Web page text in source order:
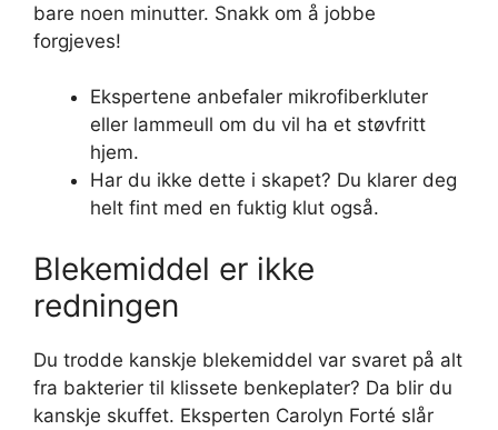
bare noen minutter. Snakk om å jobbe
forgjeves!
Ekspertene anbefaler mikrofiberkluter
eller lammeull om du vil ha et støvfritt
hjem.
Har du ikke dette i skapet? Du klarer deg
helt fint med en fuktig klut også.
Blekemiddel er ikke
redningen
Du trodde kanskje blekemiddel var svaret på alt
fra bakterier til klissete benkeplater? Da blir du
kanskje skuffet. Eksperten Carolyn Forté slår